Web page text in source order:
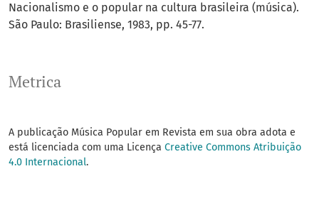
Metrica
Nacionalismo e o popular na cultura brasileira (música).
São Paulo: Brasiliense, 1983, pp. 45-77.
A publicação Música Popular em Revista em sua obra adota e
está licenciada com uma Licença Creative Commons Atribuição
4.0 Internacional.